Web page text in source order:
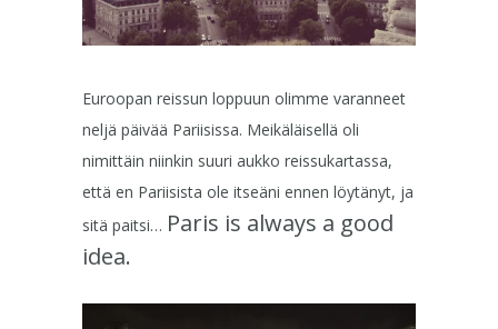
Euroopan reissun loppuun olimme varanneet
neljä päivää Pariisissa. Meikäläisellä oli
nimittäin niinkin suuri aukko reissukartassa,
että en Pariisista ole itseäni ennen löytänyt, ja
sitä paitsi… Paris is always a good
idea.